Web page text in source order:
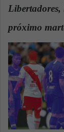
Libertadores,
próximo